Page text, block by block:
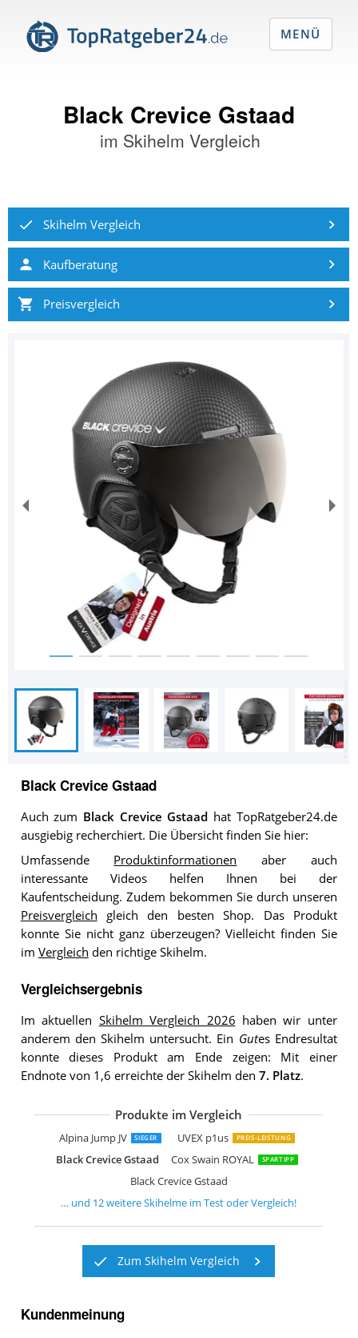
Black Crevice Gstaad
im Skihelm Vergleich
Skihelm Vergleich
Kaufberatung
Preisvergleich
Black Crevice Gstaad
Auch zum Black Crevice Gstaad hat TopRatgeber24.de
ausgiebig recherchiert. Die Übersicht finden Sie hier:
Umfassende Produktinformationen aber auch
interessante Videos helfen Ihnen bei der
Kaufentscheidung. Zudem bekommen Sie durch unseren
Preisvergleich gleich den besten Shop. Das Produkt
konnte Sie nicht ganz überzeugen? Vielleicht finden Sie
im Vergleich den richtige Skihelm.
Vergleichsergebnis
Im aktuellen Skihelm Vergleich 2026 haben wir unter
anderem den Skihelm untersucht. Ein Gutes Endresultat
konnte dieses Produkt am Ende zeigen: Mit einer
Endnote von 1,6 erreichte der Skihelm den 7. Platz.
Produkte im Vergleich
Alpina Jump JV SIEGER UVEX p1us PREIS-LEISTUNG
Black Crevice Gstaad Cox Swain ROYAL SPARTIPP
Black Crevice Gstaad
Bollé Backline Visor Soft
Uvex Hlmt 300 Visor
Uvex P1us
POC Fornix
ALPINA GRAP 2.0
Alpina Menga JV
Uvex HLMT 400 Visor
Black Crevice Kitzbühel
SMITH Holt
Ultrasport Race Edition
ALPINA Biom
Airtracks SAVAGE T2X
… und 12weitereSkihelme im Test oder Vergleich!
Zum Skihelm Vergleich
Kundenmeinung
MENÜ